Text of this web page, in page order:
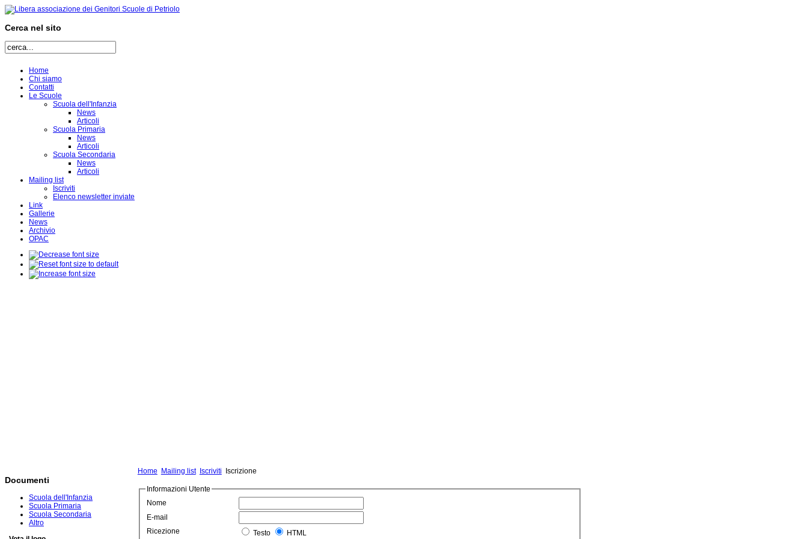
Cerca nel sito
Home
Chi siamo
Contatti
Le Scuole
Scuola dell'Infanzia
News
Articoli
Scuola Primaria
News
Articoli
Scuola Secondaria
News
Articoli
Mailing list
Iscriviti
Elenco newsletter inviate
Link
Gallerie
News
Archivio
OPAC
Documenti
Scuola dell'Infanzia
Scuola Primaria
Scuola Secondaria
Altro
Home Mailing list Iscriviti Iscrizione
Informazioni Utente
Nome
E-mail
Ricezione
Testo HTML